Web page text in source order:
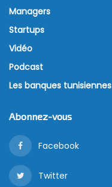
Managers
Startups
Vidéo
Podcast
Les banques tunisiennes
Abonnez-vous
Facebook
Twitter